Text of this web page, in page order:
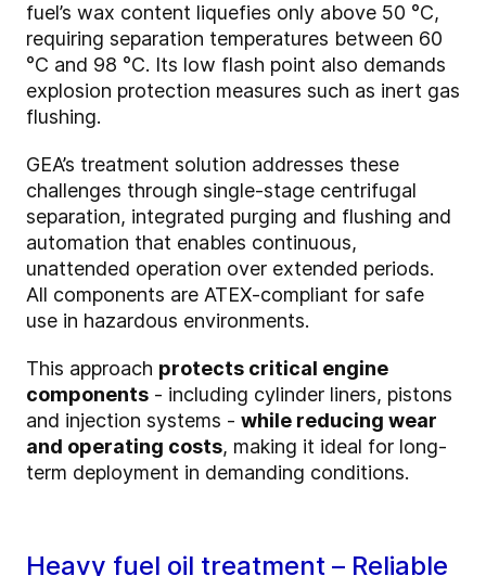
fuel’s wax content liquefies only above 50 °C,
requiring separation temperatures between 60
°C and 98 °C. Its low flash point also demands
explosion protection measures such as inert gas
flushing.
GEA’s treatment solution addresses these
challenges through single-stage centrifugal
separation, integrated purging and flushing and
automation that enables continuous,
unattended operation over extended periods.
All components are ATEX-compliant for safe
use in hazardous environments.
This approach protects critical engine
components - including cylinder liners, pistons
and injection systems - while reducing wear
and operating costs, making it ideal for long-
term deployment in demanding conditions.
Heavy fuel oil treatment – Reliable